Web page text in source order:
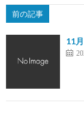
前の記事
11